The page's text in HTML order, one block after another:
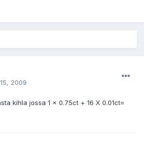
2009
kihla jossa 1 x 0.75ct + 16 X 0.01ct=